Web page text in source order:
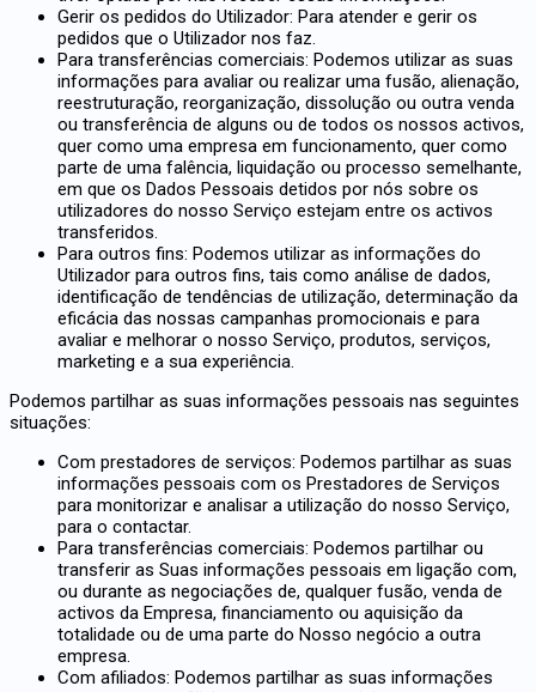
Gerir os pedidos do Utilizador: Para atender e gerir os
pedidos que o Utilizador nos faz.
Para transferências comerciais: Podemos utilizar as suas
informações para avaliar ou realizar uma fusão, alienação,
reestruturação, reorganização, dissolução ou outra venda
ou transferência de alguns ou de todos os nossos activos,
quer como uma empresa em funcionamento, quer como
parte de uma falência, liquidação ou processo semelhante,
em que os Dados Pessoais detidos por nós sobre os
utilizadores do nosso Serviço estejam entre os activos
transferidos.
Para outros fins: Podemos utilizar as informações do
Utilizador para outros fins, tais como análise de dados,
identificação de tendências de utilização, determinação da
eficácia das nossas campanhas promocionais e para
avaliar e melhorar o nosso Serviço, produtos, serviços,
marketing e a sua experiência.
Podemos partilhar as suas informações pessoais nas seguintes
situações:
Com prestadores de serviços: Podemos partilhar as suas
informações pessoais com os Prestadores de Serviços
para monitorizar e analisar a utilização do nosso Serviço,
para o contactar.
Para transferências comerciais: Podemos partilhar ou
transferir as Suas informações pessoais em ligação com,
ou durante as negociações de, qualquer fusão, venda de
activos da Empresa, financiamento ou aquisição da
totalidade ou de uma parte do Nosso negócio a outra
empresa.
Com afiliados: Podemos partilhar as suas informações